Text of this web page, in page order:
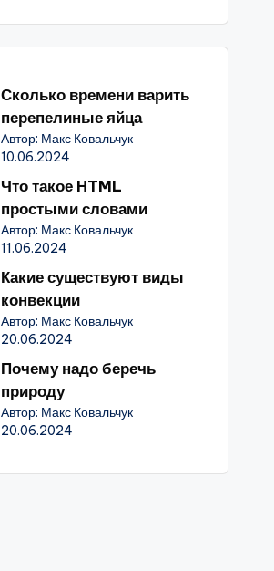
Сколько времени варить
перепелиные яйца
Автор: Макс Ковальчук
10.06.2024
Что такое HTML
простыми словами
Автор: Макс Ковальчук
11.06.2024
Какие существуют виды
конвекции
Автор: Макс Ковальчук
20.06.2024
Почему надо беречь
природу
Автор: Макс Ковальчук
20.06.2024